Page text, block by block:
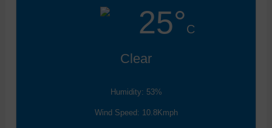
25°C
Clear
Humidity: 53%
Wind Speed: 10.8Kmph